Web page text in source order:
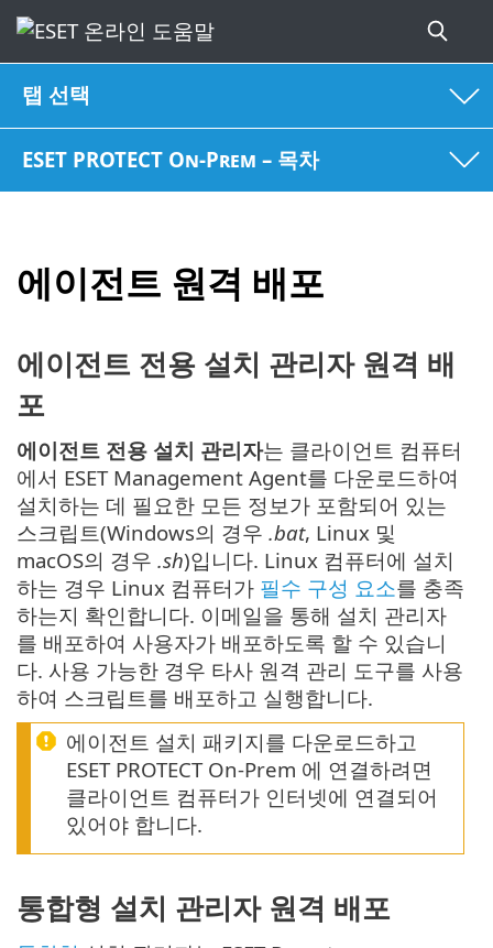
탭 선택
ESET PROTECT On-Prem – 목차
에이전트 원격 배포
에이전트 전용 설치 관리자 원격 배
포
에이전트 전용 설치 관리자는 클라이언트 컴퓨터
에서 ESET Management Agent를 다운로드하여
설치하는 데 필요한 모든 정보가 포함되어 있는
스크립트(Windows의 경우 .bat, Linux 및
macOS의 경우 .sh)입니다. Linux 컴퓨터에 설치
하는 경우 Linux 컴퓨터가 필수 구성 요소를 충족
하는지 확인합니다. 이메일을 통해 설치 관리자
를 배포하여 사용자가 배포하도록 할 수 있습니
다. 사용 가능한 경우 타사 원격 관리 도구를 사용
하여 스크립트를 배포하고 실행합니다.
에이전트 설치 패키지를 다운로드하고
ESET PROTECT On-Prem 에 연결하려면
클라이언트 컴퓨터가 인터넷에 연결되어
있어야 합니다.
통합형 설치 관리자 원격 배포